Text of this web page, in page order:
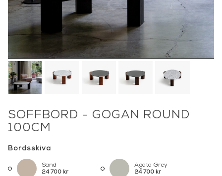
SOFFBORD - GOGAN ROUND
100CM
Bordsskiva
Sand
24 700 kr
Agata Grey
24 700 kr